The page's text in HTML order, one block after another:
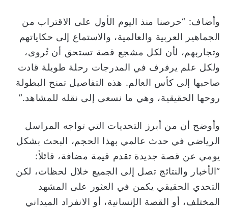
وأضاف: “حرصنا منذ اليوم الأول على الاقتراب من
الجماهير العربية والعالمية، والاستماع إلى حكاياتهم
وتجاربهم، لأن لكل مشجع قصة تستحق أن تُروى،
ولكل علم يرفرف في المدرجات رحلة طويلة قادت
صاحبها إلى كأس العالم. هذه التفاصيل تمنح البطولة
روحها الحقيقية، وهي ما نسعى إلى نقله للمشاهد.”
وأوضح أن من أبرز التحديات التي تواجه المراسل
الرياضي في حدث عالمي بهذا الحجم، البحث بشكل
يومي عن قصة جديدة تقدم قيمة مضافة، قائلاً:
“الأخبار والنتائج تصل إلى الجميع خلال لحظات، لكن
التحدي الحقيقي يكمن في العثور على المشهد
المختلف، أو القصة الإنسانية، أو الانفراد الميداني